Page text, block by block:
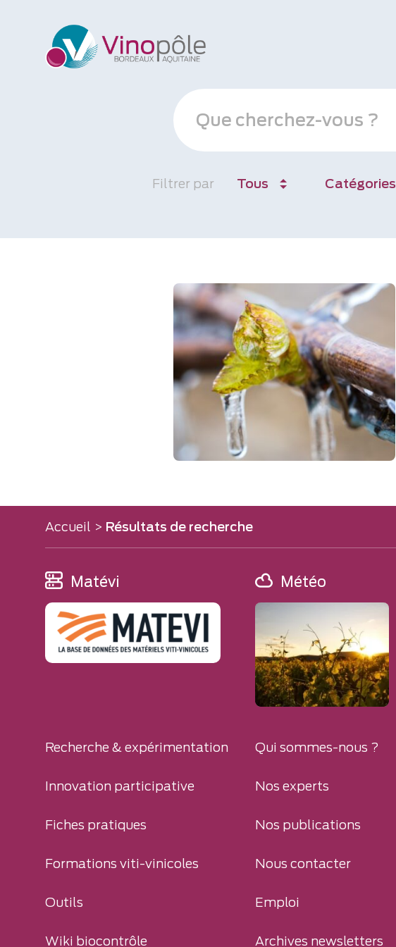
Filtrer par Tous Catégories
Accueil > Résultats de recherche
Matévi Météo
Recherche & expérimentation
Innovation participative
Fiches pratiques
Formations viti-vinicoles
Outils
Wiki biocontrôle
Qui sommes-nous ?
Nos experts
Nos publications
Nous contacter
Emploi
Archives newsletters